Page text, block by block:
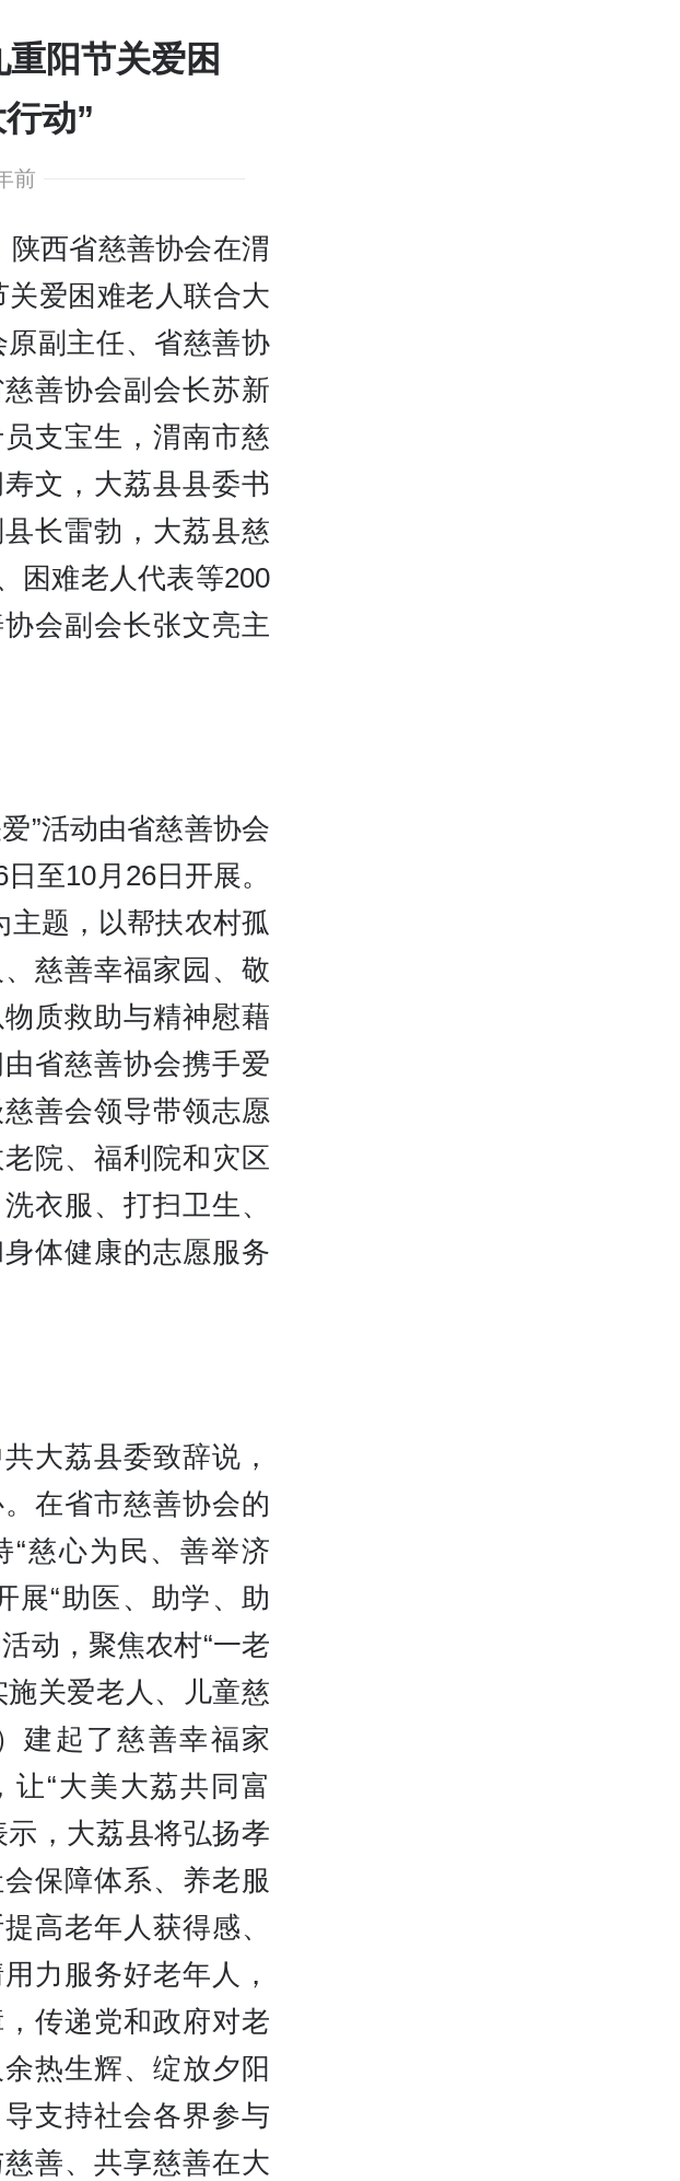
阳节关爱困
动”
前
西省慈善协会在渭
关爱困难老人联合大
副主任、省慈善协
善协会副会长苏新
支宝生，渭南市慈
文，大荔县县委书
长雷勃，大荔县慈
困难老人代表等200
会副会长张文亮主
”活动由省慈善协会
至10月26日开展。
主题，以帮扶农村孤
慈善幸福家园、敬
质救助与精神慰藉
省慈善协会携手爱
善会领导带领志愿
院、福利院和灾区
衣服、打扫卫生、
体健康的志愿服务
大荔县委致辞说，
在省市慈善协会的
“慈心为民、善举济
展“助医、助学、助
动，聚焦农村“一老
关爱老人、儿童慈
建起了慈善幸福家
让“大美大荔共同富
，大荔县将弘扬孝
保障体系、养老服
高老年人获得感、
力服务好老年人，
传递党和政府对老
热生辉、绽放夕阳
支持社会各界参与
善、共享慈善在大